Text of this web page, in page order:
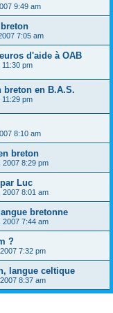
9:49 am
7:05 am
d'aide à OAB
pm
breton en B.A.S.
pm
8:10 am
breton
2007 8:29 pm
Luc
2007 8:01 am
bretonne
2007 7:44 am
?
7:32 pm
langue celtique
8:37 am